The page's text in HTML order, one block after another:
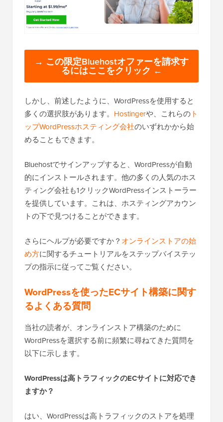
→ この限定Bluehostオファーを請求す
るにはここをクリック ←
しかし、前述したように、WordPressを使用すると
多くの選択肢があります。 Hostingerや、これらの ト
ップWordPressホスティング会社のいずれかから始
めることもできます。
Bluehostでサインアップすると、WordPressが自動
的にインストールされます。他の多くの人気のホス
ティング会社も1クリックWordPressインストーラー
を提供しています。これは、ホスティングアカウン
トの下で見つけることができます。
さらにヘルプが必要ですか？ オンラインストアの始
め方に関するチュートリアルをステップバイステッ
プの指示に従ってご覧ください。
WordPressを使ったECサイト構築に関す
るよくある質問
当社の読者が、オンラインストア構築のために
WordPressを選択する前に頻繁に尋ねてきた質問を
以下に示します。
WordPressは高トラフィックのECサイトに対応でき
ますか？
はい、WordPressは高トラフィックのストアを処理